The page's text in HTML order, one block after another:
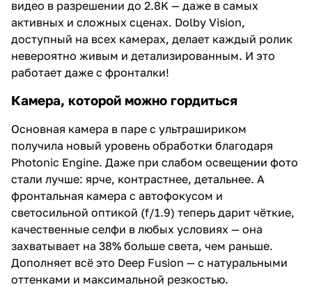
видео в разрешении до 2.8K — даже в самых
активных и сложных сценах. Dolby Vision,
доступный на всех камерах, делает каждый ролик
невероятно живым и детализированным. И это
работает даже с фронталки!
Камера, которой можно гордиться
Основная камера в паре с ультрашириком
получила новый уровень обработки благодаря
Photonic Engine. Даже при слабом освещении фото
стали лучше: ярче, контрастнее, детальнее. А
фронтальная камера с автофокусом и
светосильной оптикой (f/1.9) теперь дарит чёткие,
качественные селфи в любых условиях — она
захватывает на 38% больше света, чем раньше.
Дополняет всё это Deep Fusion — с натуральными
оттенками и максимальной резкостью.